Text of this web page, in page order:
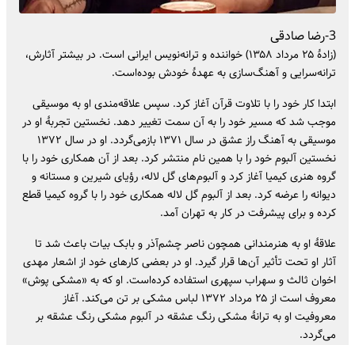
3-رضا صادقی
(زادهٔ ۲۵ مرداد ۱۳۵۸) خواننده و ترانه‌نویس ایرانی است. در بیشتر آثارش،
ترانه‌سرایی و آهنگ‌سازی به عهدهٔ خودش بوده‌است.
ابتدا کار خود را با تلاوت قرآن آغاز کرد. سپس علاقه‌مندی او به موسیقی
موجب شد که مسیر خود را به آن سمت تغییر دهد. نخستین تجربهٔ او در
موسیقی به آهنگ راز عشق در سال ۱۳۷۱ بازمی‌گردد. او در سال ۱۳۷۲
نخستین آلبوم خود را با همین نام منتشر کرد. بعد از آن همکاری خود را با
گروه هنری کیمیا آغاز کرد و آلبوم‌های گل لاله، رؤیای شیرین و مستانه و
دیوانه را عرضه کرد. بعد از آلبوم گل لاله همکاری خود را با گروه کیمیا قطع
کرده و برای پیشرفت در کار به تهران آمد.
علاقهٔ او به هنرمندانی همچون ناصر چشم‌آذر و بابک بیات باعث شد تا
آثار او تحت تأثیر آن‌ها قرار گیرد. او در بعضی کارهای خود از اشعار مهدی
اخوان ثالث و سهراب سپهری استفاده کرده‌است. او که به «مشکی پوش»
معروف است از ۲۵ مرداد ۱۳۷۲ لباس مشکی بر تن می‌کند. آغاز
معروفیت او به ترانهٔ مشکی رنگ عشقه در آلبوم مشکی رنگ عشقه بر
می‌گردد.